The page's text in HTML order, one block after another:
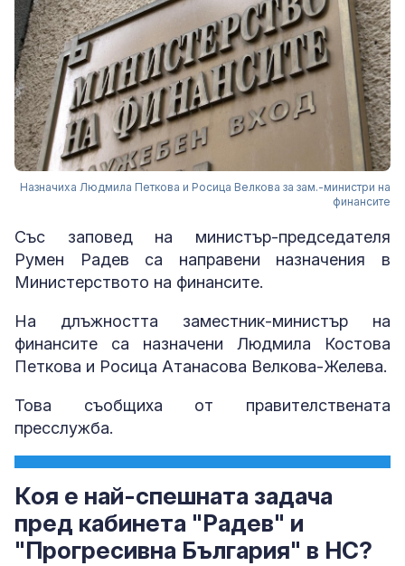
Назначиха Людмила Петкова и Росица Велкова за зам.-министри на
финансите
Със заповед на министър-председателя
Румен Радев са направени назначения в
Министерството на финансите.
На длъжността заместник-министър на
финансите са назначени Людмила Костова
Петкова и Росица Атанасова Велкова-Желева.
Това съобщиха от правителствената
пресслужба.
Коя е най-спешната задача
пред кабинета "Радев" и
"Прогресивна България" в НС?